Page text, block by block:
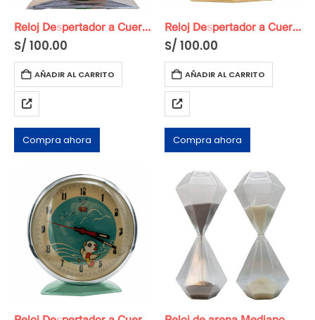
Reloj Despertador a Cuerda Original
S/ 100.00
AÑADIR AL CARRITO
Compra ahora
Reloj Despertador a Cuerda Original (copia)
S/ 100.00
AÑADIR AL CARRITO
Compra ahora